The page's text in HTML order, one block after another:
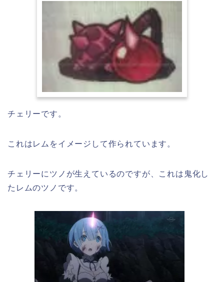
チェリーです。
これはレムをイメージして作られています。
チェリーにツノが生えているのですが、これは鬼化し
たレムのツノです。